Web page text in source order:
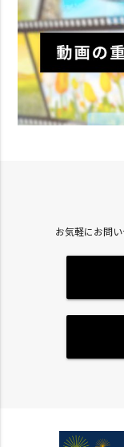
お気軽にお問